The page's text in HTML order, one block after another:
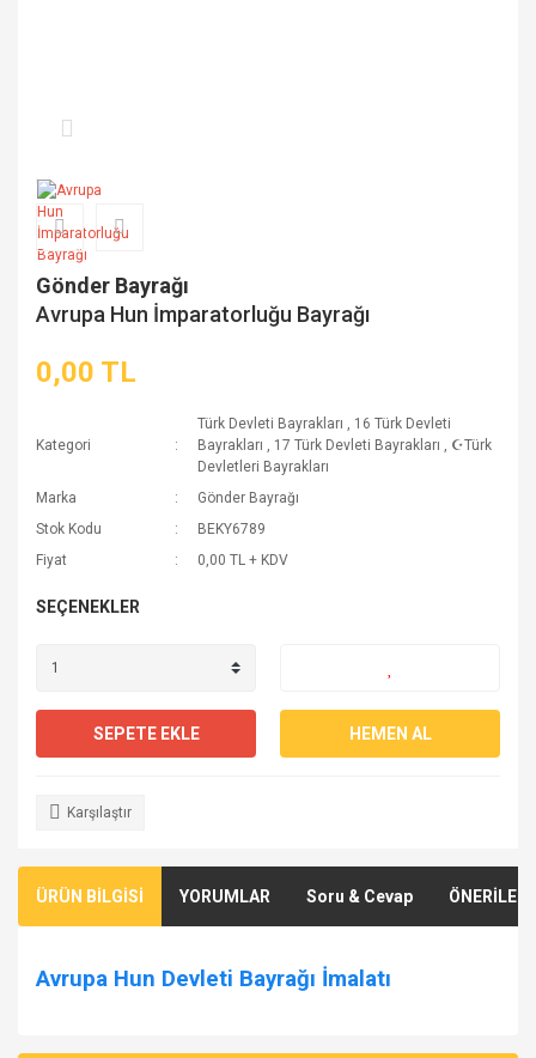
Gönder Bayrağı
Avrupa Hun İmparatorluğu Bayrağı
0,00 TL
Kategori
Türk Devleti Bayrakları , 16 Türk Devleti
Bayrakları , 17 Türk Devleti Bayrakları , ☪Türk
Devletleri Bayrakları
Marka
Gönder Bayrağı
Stok Kodu
BEKY6789
Fiyat
0,00 TL + KDV
SEÇENEKLER
SEPETE EKLE HEMEN AL
Karşılaştır
ÜRÜN BİLGİSİ YORUMLAR Soru & Cevap
Avrupa Hun Devleti Bayrağı İmalatı